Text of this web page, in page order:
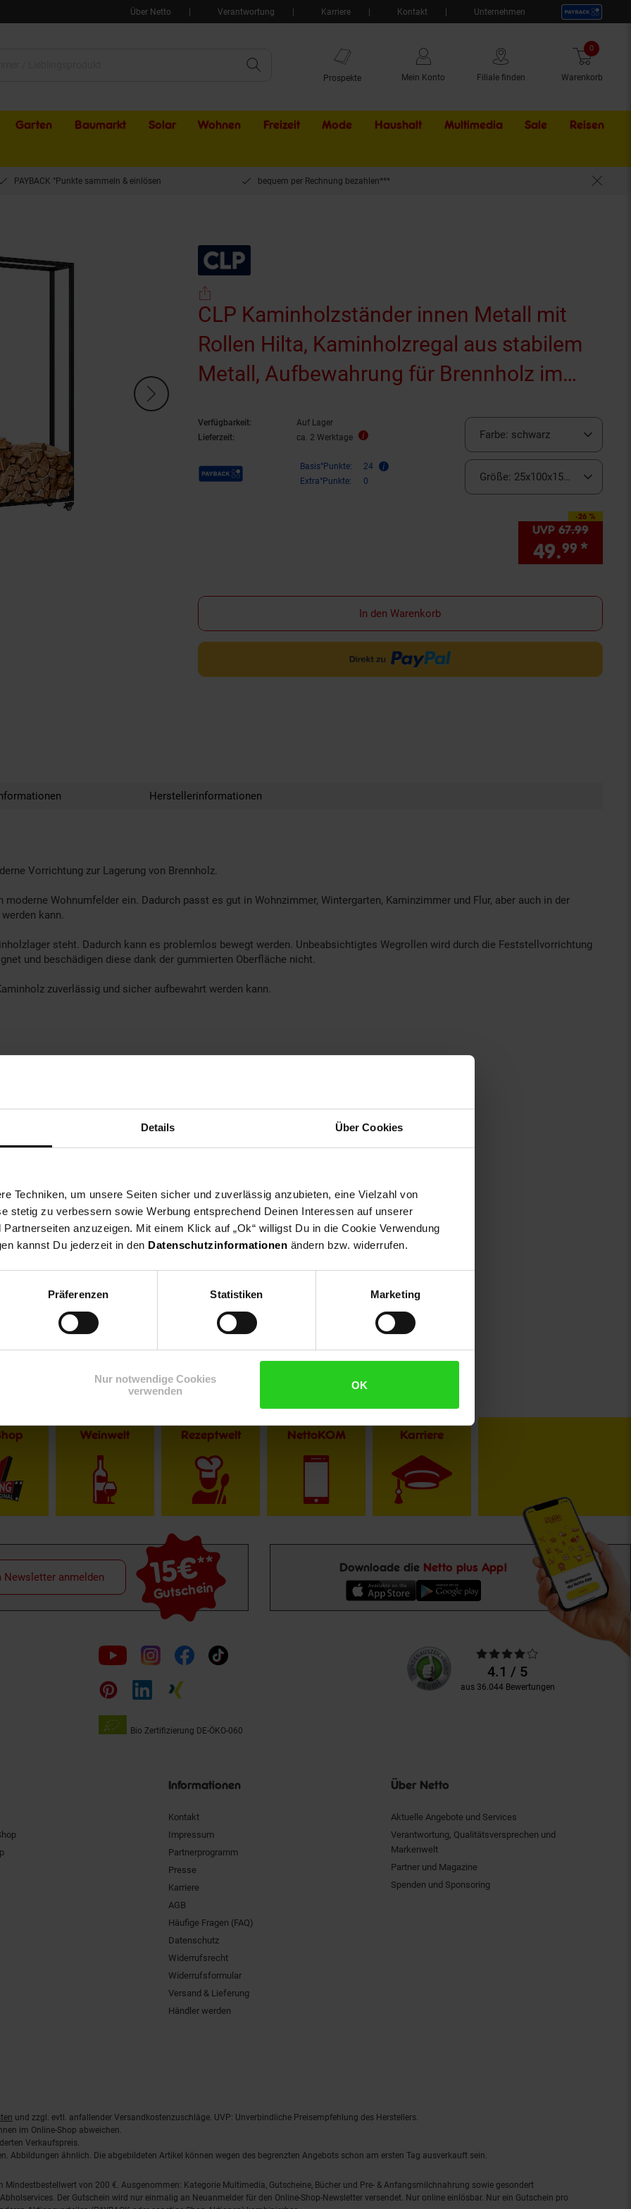
Details Über Cookies
Techniken, um unsere Seiten sicher und zuverlässig anzubieten, eine Vielzahl von
stetig zu verbessern sowie Werbung entsprechend Deinen Interessen auf unserer
anzuzeigen. Mit einem Klick auf „Ok“ willigst Du in die Cookie Verwendung
kannst Du jederzeit in den Datenschutzinformationen ändern bzw. widerrufen.
Präferenzen Statistiken Marketing
Nur notwendige Cookies
verwenden
OK
Über Netto Verantwortung Karriere Kontakt Unternehmen
Prospekte Mein Konto Filiale finden Warenkorb
0 Artikel
Garten Baumarkt Solar Wohnen Freizeit Mode Haushalt Multimedia Sale Externer
Reisen
PAYBACK °Punkte sammeln & einlösen bequem per Rechnung bezahlen***
CLP Kaminholzständer innen Metall mit
Rollen Hilta, Kaminholzregal aus stabilem
Metall, Aufbewahrung für Brennholz im
Verfügbarkeit:
Auf Lager
Lieferzeit:
ca. 2 Werktage
Payback Punkte Basis°Punkte:
24
Extra°Punkte:
0
Farbe: schwarz
Größe: 25x100x150 cm
-26 %
Sie Sparen 26 Prozent,
UVP 67.99
49.99 *
In den Warenkorb
Herstellerinformationen
Vorrichtung zur Lagerung von Brennholz.
Wohnumfelder ein. Dadurch passt es gut in Wohnzimmer, Wintergarten, Kaminzimmer und Flur, aber auch in der
kann.
steht. Dadurch kann es problemlos bewegt werden. Unbeabsichtigtes Wegrollen wird durch die Feststellvorrichtung
und beschädigen diese dank der gummierten Oberfläche nicht.
zuverlässig und sicher aufbewahrt werden kann.
Weinwelt Rezeptwelt NettoKOM Karriere
15€**
Gutschein
Newsletter anmelden
Downloade die Netto plus App!
Folge
uns
auf
Bio Zertifizierung DE-ÖKO-060
Unsere
Kundenbewertungen
Durchschnittliche
Bewertungen4.1 / 5
aus 36.044 Bewertungen
Informationen
Kontakt
Impressum
Partnerprogramm
Presse
Karriere
AGB
Häufige Fragen (FAQ)
Datenschutz
Widerrufsrecht
Widerrufsformular
Versand & Lieferung
Händler werden
Über Netto
Aktuelle Angebote und Services
Verantwortung, Qualitätsversprechen und
Markenwelt
Partner und Magazine
Spenden und Sponsoring
und zzgl. evtl. anfallender Versandkostenzuschläge. UVP: Unverbindliche Preisempfehlung des Herstellers.
im Online-Shop abweichen.
Verkaufspreis.
Abbildungen ähnlich. Die abgebildeten Artikel können wegen des begrenzten Angebots schon am ersten Tag ausverkauft sein.
von 200 €. Ausgenommen: Kategorie Multimedia, Gutscheine, Bücher und Pre- & Anfangsmilchnahrung sowie gesondert
Der Gutschein wird nur einmalig an Neuanmelder für den Online-Shop-Newsletter versendet. Nur online einlösbar. Nur ein Gutschein pro